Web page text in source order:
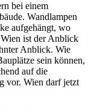
bei einem
Wandlampen
aufgehängt, wo
ist der Anblick
Anblick. Wie
sein können,
auf die
vor. Wien darf jetzt